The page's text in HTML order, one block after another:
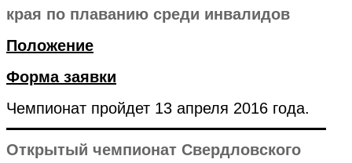
края по плаванию среди инвалидов
Положение
Форма заявки
Чемпионат пройдет 13 апреля 2016 года.
Открытый чемпионат Свердловского